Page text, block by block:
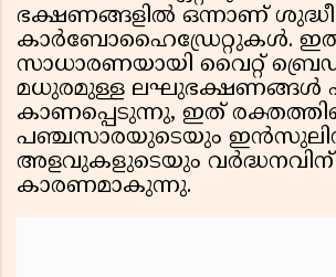
ഭക്ഷണങ്ങളില്‍ ഒന്നാണ്
കാര്‍ബോഹൈഡ്രേറ്റുകള്‍.
സാധാരണയായി വൈറ്റ്
മധുരമുള്ള ലഘുഭക്ഷണങ്ങള്‍
കാണപ്പെടുന്നു, ഇത്
പഞ്ചസാരയുടെയും
അളവുകളുടെയും വര്‍ദ്ധനവിന്
കാരണമാകുന്നു.